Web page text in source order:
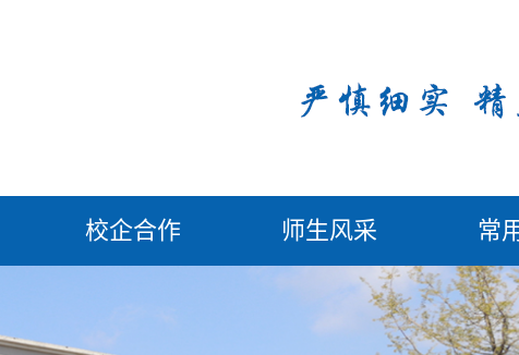
校企合作 师生风采 常